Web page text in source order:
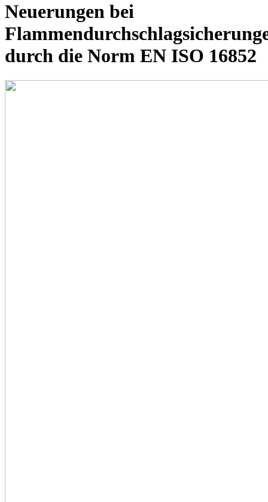
Neuerungen bei
durch die Norm EN ISO 16852